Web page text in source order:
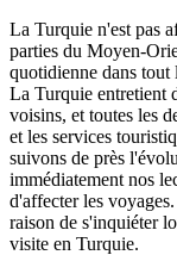
La Turquie n'est pas
parties du Moyen-
quotidienne dans tout
La Turquie entretient
voisins, et toutes les
et les services
suivons de près
immédiatement nos
d'affecter les
raison de s'inquiéter
visite en Turquie.